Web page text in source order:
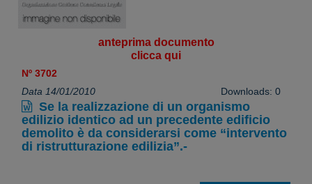
anteprima documento
clicca qui
Nº 3702
Data 14/01/2010
Downloads: 0
Se la realizzazione di un organismo
edilizio identico ad un precedente edificio
demolito è da considerarsi come “intervento
di ristrutturazione edilizia”.-